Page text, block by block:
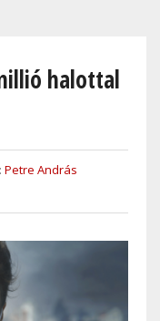
halottal
Petre András